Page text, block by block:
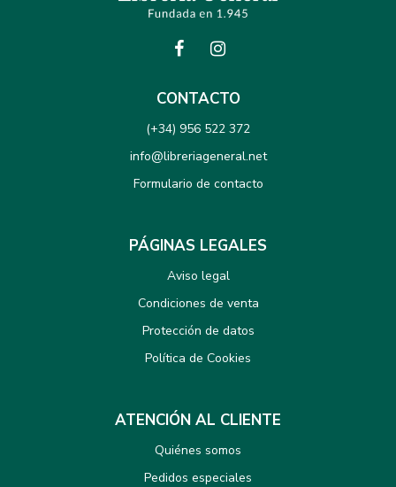
CONTACTO
(+34) 956 522 372
info@libreriageneral.net
Formulario de contacto
PÁGINAS LEGALES
Aviso legal
Condiciones de venta
Protección de datos
Política de Cookies
ATENCIÓN AL CLIENTE
Quiénes somos
Pedidos especiales